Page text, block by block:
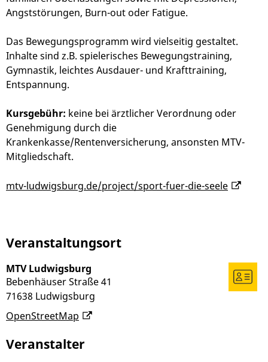
Angststörungen, Burn-out oder Fatigue.
Das Bewegungsprogramm wird vielseitig gestaltet.
Inhalte sind z.B. spielerisches Bewegungstraining,
Gymnastik, leichtes Ausdauer- und Krafttraining,
Entspannung.
Kursgebühr: keine bei ärztlicher Verordnung oder
Genehmigung durch die
Krankenkasse/Rentenversicherung, ansonsten MTV-
Mitgliedschaft.
mtv-ludwigsburg.de/project/sport-fuer-die-seele
Veranstaltungsort
MTV Ludwigsburg
Bebenhäuser Straße 41
71638 Ludwigsburg
OpenStreetMap
Veranstalter